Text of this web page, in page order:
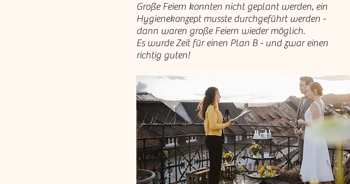
Große Feiern konnten nicht geplant werden, ein
Hygienekonzept musste durchgeführt werden -
dann waren große Feiern wieder möglich.
Es wurde Zeit für einen Plan B - und zwar einen
richtig guten!